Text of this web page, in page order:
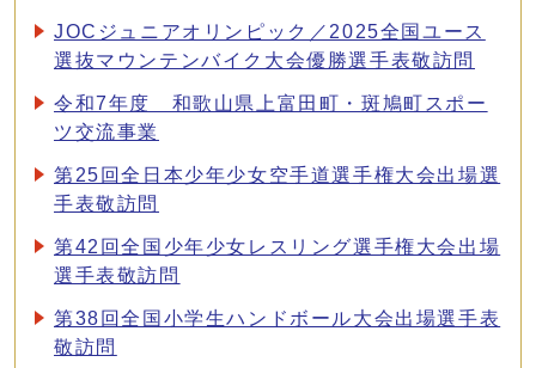
JOCジュニアオリンピック／2025全国ユース
選抜マウンテンバイク大会優勝選手表敬訪問
令和7年度 和歌山県上富田町・斑鳩町スポー
ツ交流事業
第25回全日本少年少女空手道選手権大会出場選
手表敬訪問
第42回全国少年少女レスリング選手権大会出場
選手表敬訪問
第38回全国小学生ハンドボール大会出場選手表
敬訪問